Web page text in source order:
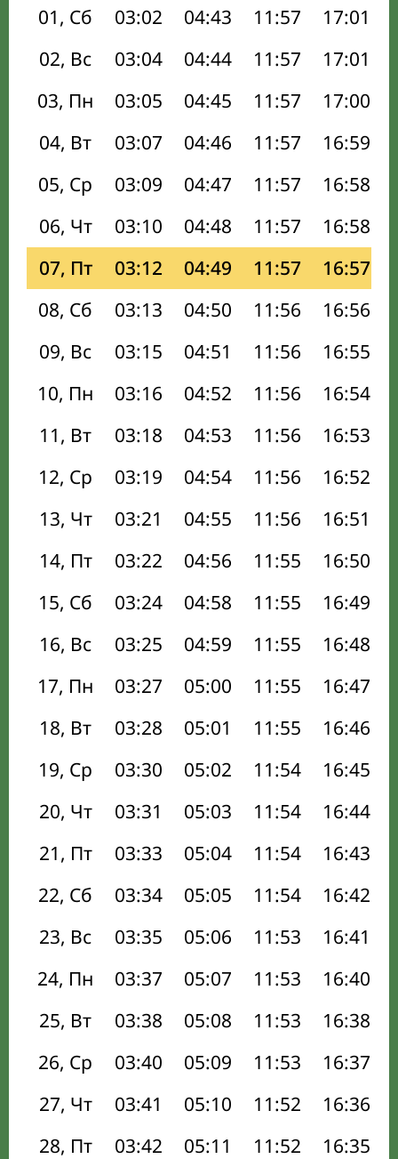
01, Сб 03:02 04:43 11:57 17:01
02, Вс
03:04 04:44 11:57 17:01
03, Пн
03:05 04:45 11:57 17:00
04, Вт
03:07 04:46 11:57 16:59
05, Ср
03:09 04:47 11:57 16:58
06, Чт
03:10 04:48 11:57 16:58
07, Пт
03:12 04:49 11:57 16:57
08, Сб
03:13 04:50 11:56 16:56
09, Вс
03:15 04:51 11:56 16:55
10, Пн
03:16 04:52 11:56 16:54
11, Вт
03:18 04:53 11:56 16:53
12, Ср
03:19 04:54 11:56 16:52
13, Чт
03:21 04:55 11:56 16:51
14, Пт
03:22 04:56 11:55 16:50
15, Сб
03:24 04:58 11:55 16:49
16, Вс
03:25 04:59 11:55 16:48
17, Пн
03:27 05:00 11:55 16:47
18, Вт
03:28 05:01 11:55 16:46
19, Ср
03:30 05:02 11:54 16:45
20, Чт
03:31 05:03 11:54 16:44
21, Пт
03:33 05:04 11:54 16:43
22, Сб
03:34 05:05 11:54 16:42
23, Вс
03:35 05:06 11:53 16:41
24, Пн
03:37 05:07 11:53 16:40
25, Вт
03:38 05:08 11:53 16:38
26, Ср
03:40 05:09 11:53 16:37
27, Чт
03:41 05:10 11:52 16:36
28, Пт
03:42 05:11 11:52 16:35